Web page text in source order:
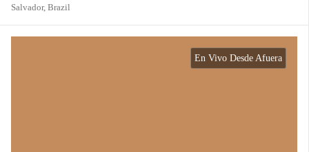
Salvador, Brazil
En Vivo Desde Afuera